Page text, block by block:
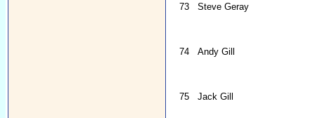
73 Steve Geray
74 Andy Gill
75 Jack Gill